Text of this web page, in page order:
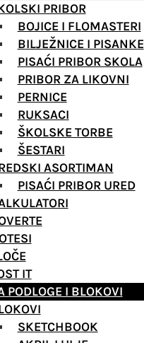
PRIBOR
BOJICE I FLOMASTERI
BILJEŽNICE I PISANKE
PISAĆI PRIBOR SKOLA
PRIBOR ZA LIKOVNI
PERNICE
RUKSACI
ŠKOLSKE TORBE
ŠESTARI
ASORTIMAN
PISAĆI PRIBOR URED
IT
PODLOGE I BLOKOVI
SKETCHBOOK